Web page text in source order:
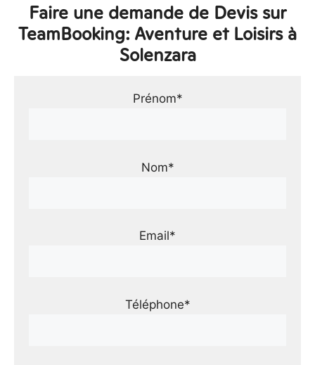
Faire une demande de Devis sur
TeamBooking: Aventure et Loisirs à
Solenzara
Prénom*
Nom*
Email*
Téléphone*